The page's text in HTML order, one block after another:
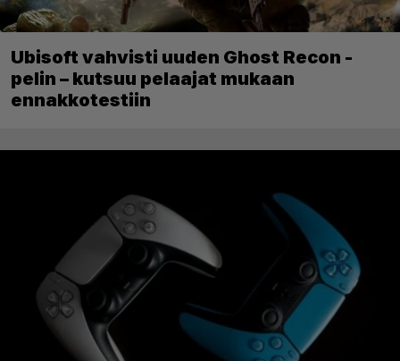
Ubisoft vahvisti uuden Ghost Recon -
pelin – kutsuu pelaajat mukaan
ennakkotestiin